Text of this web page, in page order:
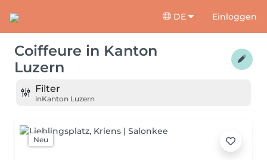
DE Einloggen
Coiffeure in Kanton
Luzern
Filter
inKanton Luzern
Neu